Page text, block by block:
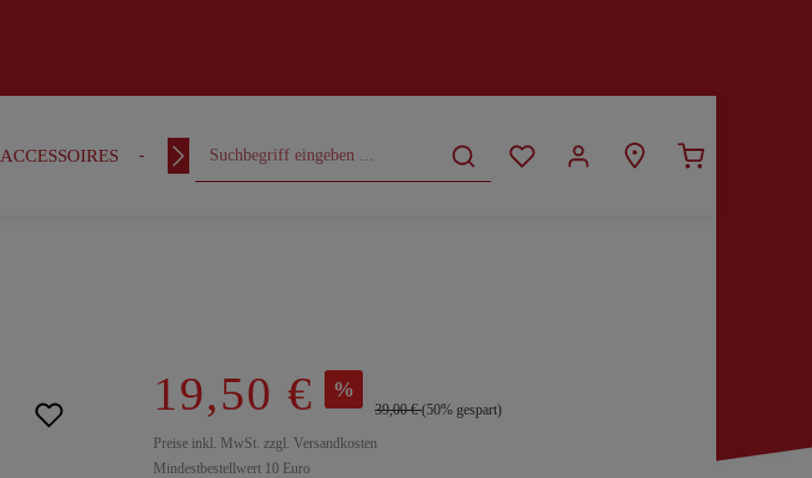
ACCESSOIRES OUTFITS CURVY
19,50 € %
39,00 €(50% gespart)
Preise inkl. MwSt. zzgl. Versandkosten
Mindestbestellwert 10 Euro